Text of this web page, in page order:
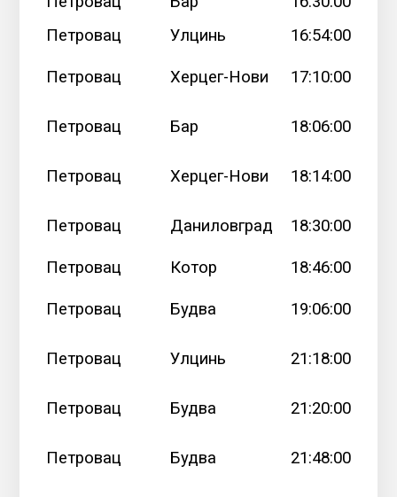
Петровац
Улцинь 16:54:00
Петровац Херцег-Нови 17:10:00
Петровац Бар 18:06:00
Петровац Херцег-Нови 18:14:00
Петровац Даниловград 18:30:00
Петровац Котор 18:46:00
Петровац Будва 19:06:00
Петровац Улцинь 21:18:00
Петровац Будва 21:20:00
Петровац Будва 21:48:00